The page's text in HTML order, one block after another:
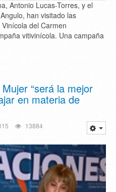
Antonio Lucas-Torres, y el
han visitado las
del Carmen
vitivinícola. Una campaña
“será la mejor
en materia de
13884